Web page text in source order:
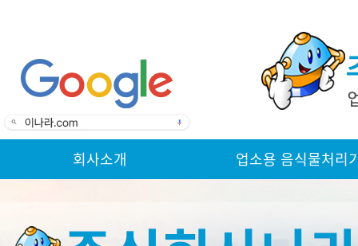
회사소개 업소용 음식물처리